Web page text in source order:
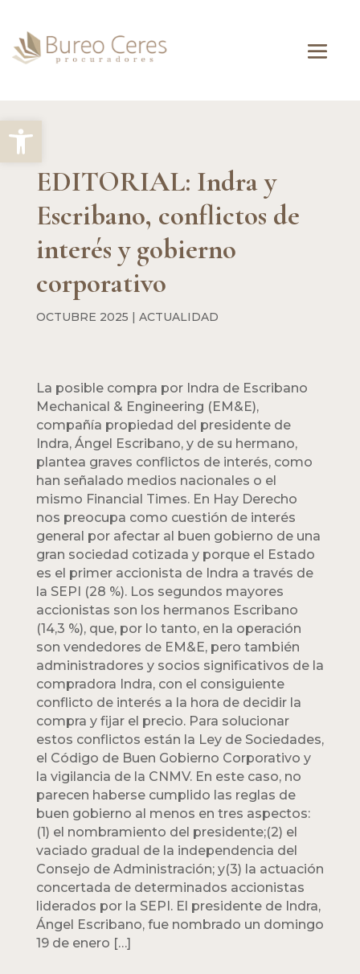
Abrir barra de herramientas
EDITORIAL: Indra y
Escribano, conflictos de
interés y gobierno
corporativo
OCTUBRE 2025 | ACTUALIDAD
La posible compra por Indra de Escribano
Mechanical & Engineering (EM&E),
compañía propiedad del presidente de
Indra, Ángel Escribano, y de su hermano,
plantea graves conflictos de interés, como
han señalado medios nacionales o el
mismo Financial Times. En Hay Derecho
nos preocupa como cuestión de interés
general por afectar al buen gobierno de una
gran sociedad cotizada y porque el Estado
es el primer accionista de Indra a través de
la SEPI (28 %). Los segundos mayores
accionistas son los hermanos Escribano
(14,3 %), que, por lo tanto, en la operación
son vendedores de EM&E, pero también
administradores y socios significativos de la
compradora Indra, con el consiguiente
conflicto de interés a la hora de decidir la
compra y fijar el precio. Para solucionar
estos conflictos están la Ley de Sociedades,
el Código de Buen Gobierno Corporativo y
la vigilancia de la CNMV. En este caso, no
parecen haberse cumplido las reglas de
buen gobierno al menos en tres aspectos:
(1) el nombramiento del presidente;(2) el
vaciado gradual de la independencia del
Consejo de Administración; y(3) la actuación
concertada de determinados accionistas
liderados por la SEPI. El presidente de Indra,
Ángel Escribano, fue nombrado un domingo
19 de enero […]